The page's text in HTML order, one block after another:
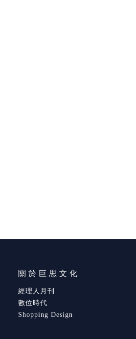
關於巨思文化
經理人月刊
數位時代
Shopping Design